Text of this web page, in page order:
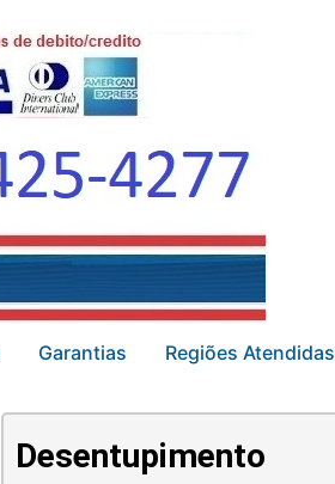
Garantias Regiões Atendidas
Desentupimento